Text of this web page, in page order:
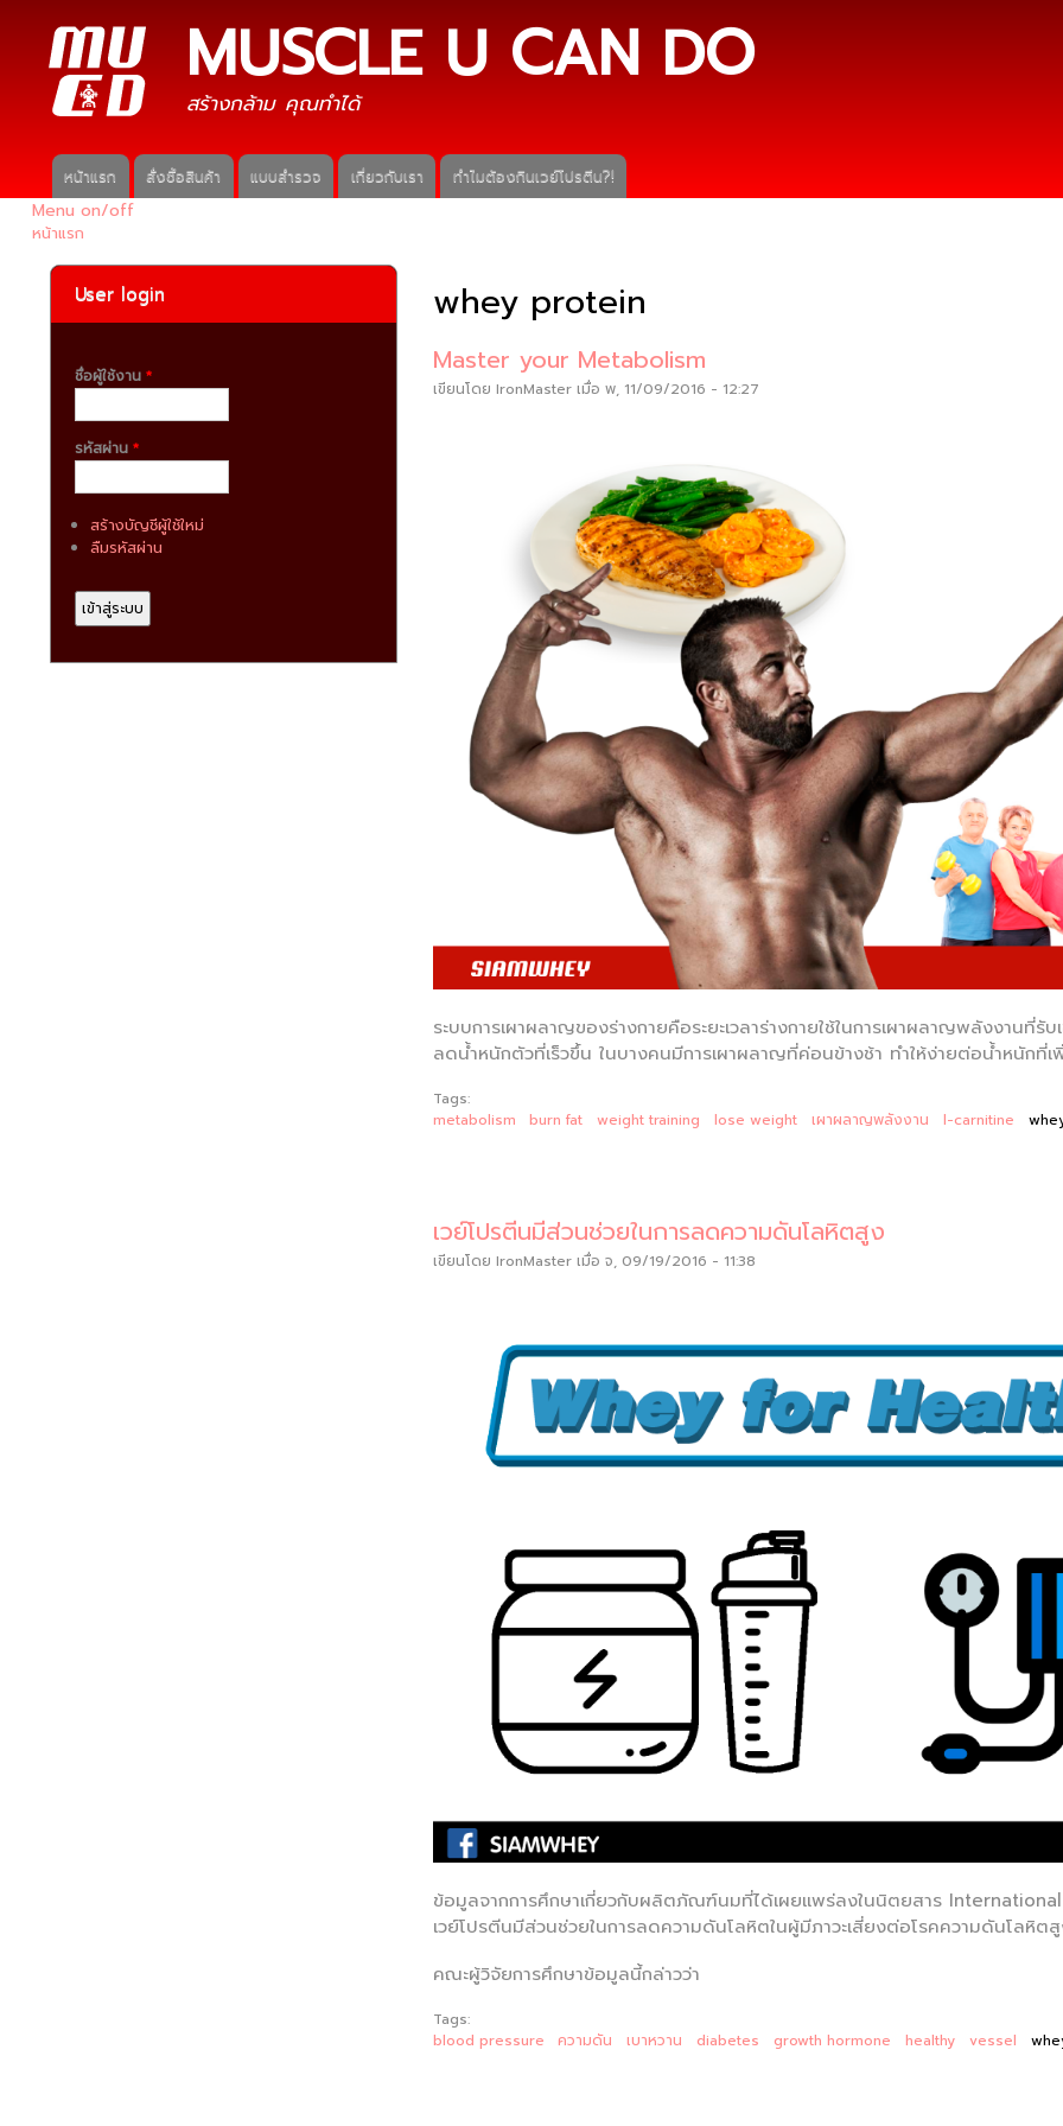
ไปยัง
เนื้อหา
MUSCLE U CAN DO
สร้างกล้าม คุณทำได้
Main menu
หน้าแรก สั่งซื้อสินค้า แบบสำรวจ เกี่ยวกับเรา ทำไมต้องกินเวย์โปรตีน?!
Menu on/off
หน้าแรก
whey protein
Master your Metabolism
เขียนโดย IronMasterเมื่อ พ, 11/09/2016 - 12:27
ระบบการเผาผลาญของร่างกายคือระยะเวลาร่างกายใช้ในการเผาผลาญพลังงานที่
ลดน้ำหนักตัวที่เร็วขึ้น ในบางคนมีการเผาผลาญที่ค่อนข้างช้า ทำให้ง่ายต่อน้ำหนักที่
Tags:
metabolism
burn fat weight training lose weight เผาผลาญพลังงาน l-carnitine
เวย์โปรตีนมีส่วนช่วยในการลดความดันโลหิตสูง
เขียนโดย IronMasterเมื่อ จ, 09/19/2016 - 11:38
ข้อมูลจากการศึกษาเกี่ยวกับผลิตภัณฑ์นมที่ได้เผยแพร่ลงในนิตยสาร
เวย์โปรตีนมีส่วนช่วยในการลดความดันโลหิตในผู้มีภาวะเสี่ยงต่อโรคความดันโลหิต
คณะผู้วิจัยการศึกษาข้อมูลนี้กล่าวว่า
Tags:
blood pressure
ความดัน เบาหวาน diabetes growth hormone healthy vessel
User login
ชื่อผู้ใช้งาน *
รหัสผ่าน *
สร้างบัญชีผู้ใช้ใหม่
ลืมรหัสผ่าน